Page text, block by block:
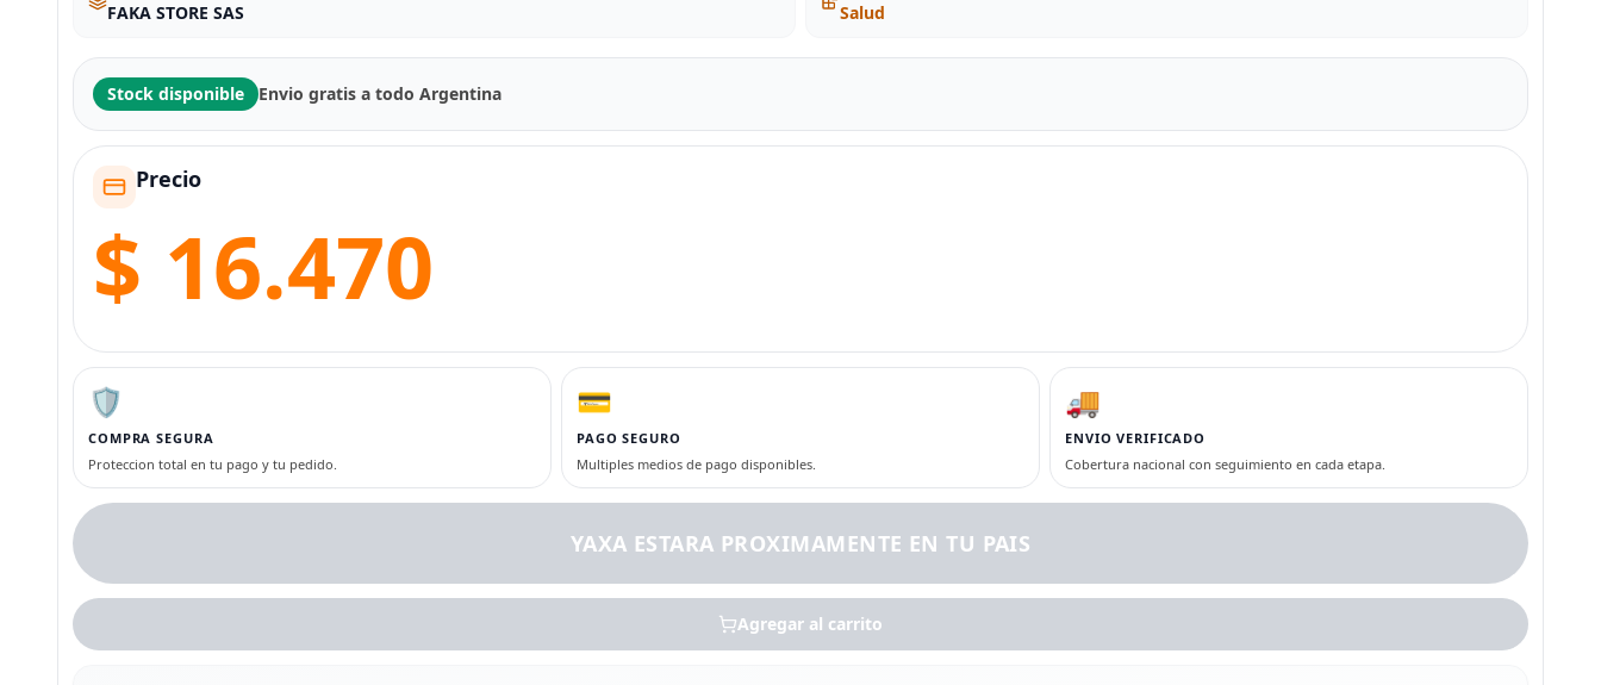
FAKA STORE SAS Salud
Stock disponible Envio gratis a todo Argentina
Precio
$ 16.470
🛡️
COMPRA SEGURA
Proteccion total en tu pago y tu pedido.
💳
PAGO SEGURO
Multiples medios de pago disponibles.
🚚
ENVIO VERIFICADO
Cobertura nacional con seguimiento en cada etapa.
YAXA ESTARA PROXIMAMENTE EN TU PAIS
Agregar al carrito